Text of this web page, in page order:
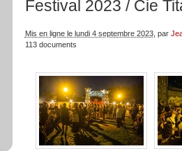
Festival 2023 / Cie
Mis en ligne le lundi 4 septembre 2023, par
113 documents